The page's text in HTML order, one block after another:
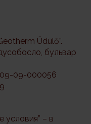
Üdülő”.
бульвар
09-09-000056
– в